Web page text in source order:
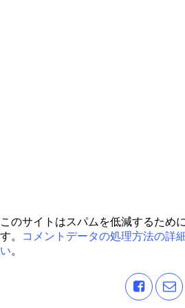
このサイトはスパムを低減するため
す。
コメントデータの処理方法の詳
い。